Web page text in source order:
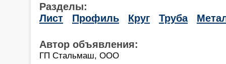
Разделы:
Лист
Профиль Круг Труба
Автор объявления:
ГП Стальмаш, ООО